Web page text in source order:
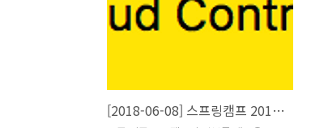
[2018-06-08] 스프링캠프 2018-Consumer Driven Contract